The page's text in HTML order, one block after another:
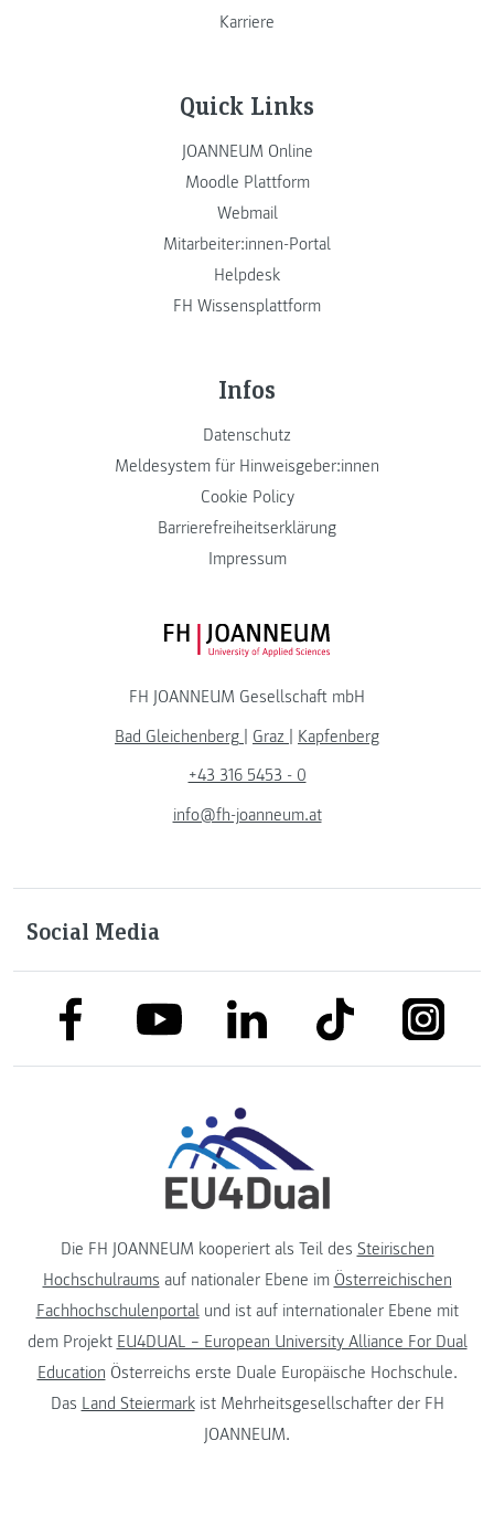
Karriere
Quick Links
JOANNEUM Online
Moodle Plattform
Webmail
Mitarbeiter:innen-Portal
Helpdesk
FH Wissensplattform
Infos
Datenschutz
Meldesystem für Hinweisgeber:innen
Cookie Policy
Barrierefreiheitserklärung
Impressum
FH JOANNEUM Logo
FH JOANNEUM Gesellschaft mbH
Bad Gleichenberg | Graz | Kapfenberg
+43 316 5453 - 0
info@fh-joanneum.at
Social Media
link to facebooklink to youtubelink to linkedinlink to tiktok link to
Die FH JOANNEUM kooperiert als Teil des Steirischen
Hochschulraums auf nationaler Ebene im Österreichischen
Fachhochschulenportalund ist auf internationaler Ebene mit
dem Projekt EU4DUAL – European University Alliance For Dual
Education Österreichs erste Duale Europäische Hochschule.
Das Land Steiermarkist Mehrheitsgesellschafter der FH
JOANNEUM.